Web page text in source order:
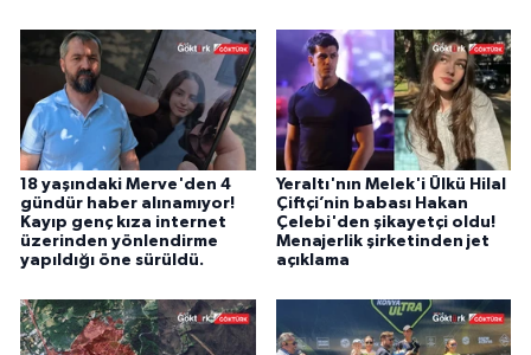
18 yaşındaki Merve'den 4
gündür haber alınamıyor!
Kayıp genç kıza internet
üzerinden yönlendirme
yapıldığı öne sürüldü.
Yeraltı'nın Melek'i Ülkü Hilal
Çiftçi’nin babası Hakan
Çelebi'den şikayetçi oldu!
Menajerlik şirketinden jet
açıklama